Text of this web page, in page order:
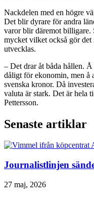
Nackdelen med en högre
Det blir dyrare för andra
varor blir däremot billigare.
mycket vilket också gör det
utvecklas.
– Det drar åt båda hållen.
dåligt för ekonomin, men å
svenska kronor. Då
valuta är stark. Det är hela
Pettersson.
Senaste artiklar
Journalistlinjen
27 maj, 2026